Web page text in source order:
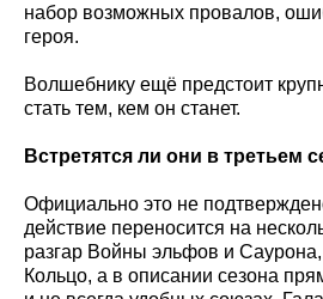
набор возможных провалов,
героя.
Волшебнику ещё предстоит
стать тем, кем он станет.
Встретятся ли они в третьем
Официально это не
действие переносится на
разгар Войны эльфов и
Кольцо, а в описании сезона